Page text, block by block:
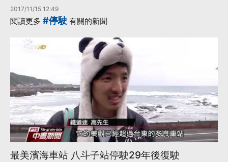
2017/11/15 12:49
閱讀更多 #停駛 有關的新聞
最美濱海車站 八斗子站停駛29年後復駛